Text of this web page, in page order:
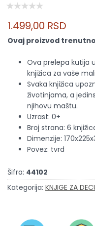
1.499,00 RSD
Ovaj proizvod
Ova prelepa kutija
knjižica za vaše
Svaka knjižica
životinjama, a
njihovu maštu.
Uzrast: 0+
Broj strana: 6
Dimenzije:
Povez: tvrd
Šifra: 44102
Kategorija: KNJIGE ZA